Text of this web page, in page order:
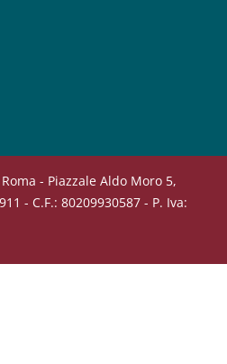
- Piazzale Aldo Moro 5,
- C.F.: 80209930587 - P. Iva: